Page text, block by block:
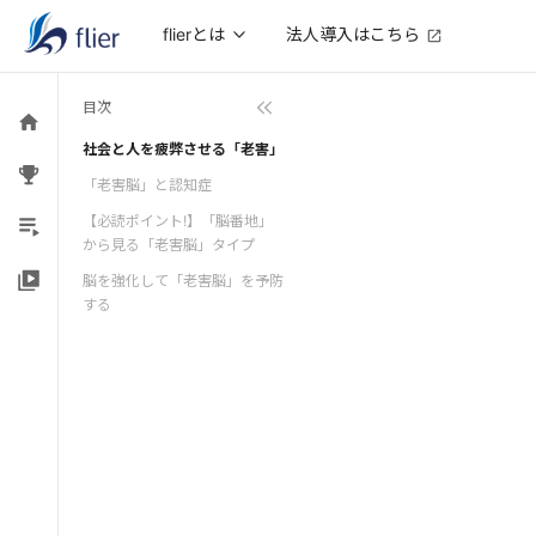
flierとは 法人導入はこちら
目次
社会と人を疲弊させる「老害」
「老害脳」と認知症
【必読ポイント!】「脳番地」
から見る「老害脳」タイプ
脳を強化して「老害脳」を予防
する